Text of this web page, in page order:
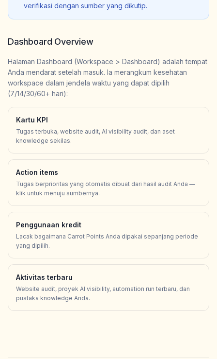
verifikasi dengan sumber yang dikutip.
Dashboard Overview
Halaman Dashboard (Workspace > Dashboard) adalah tempat
Anda mendarat setelah masuk. Ia merangkum kesehatan
workspace dalam jendela waktu yang dapat dipilih
(7/14/30/60+ hari):
Kartu KPI
Tugas terbuka, website audit, AI visibility audit, dan aset
knowledge sekilas.
Action items
Tugas berprioritas yang otomatis dibuat dari hasil audit Anda —
klik untuk menuju sumbernya.
Penggunaan kredit
Lacak bagaimana Carrot Points Anda dipakai sepanjang periode
yang dipilih.
Aktivitas terbaru
Website audit, proyek AI visibility, automation run terbaru, dan
pustaka knowledge Anda.